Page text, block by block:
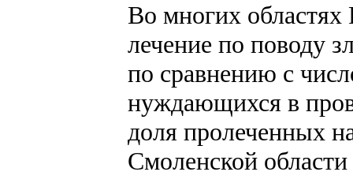
Во многих областях
лечение по поводу
по сравнению с
нуждающихся в
доля пролеченных
Смоленской области